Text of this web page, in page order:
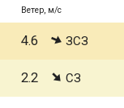
Ветер, м/с
4.6 ЗСЗ
2.2 СЗ